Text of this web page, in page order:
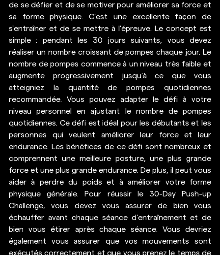
de se défier et de se motiver pour améliorer sa force et
sa forme physique. C'est une excellente façon de
s'entraîner et de se mettre à l'épreuve. Le concept est
simple : pendant les 30 jours suivants, vous devez
réaliser un nombre croissant de pompes chaque jour. Le
nombre de pompes commence à un niveau très faible et
augmente progressivement jusqu'à ce que vous
atteigniez la quantité de pompes quotidiennes
recommandée. Vous pouvez adapter le défi à votre
niveau personnel en ajustant le nombre de pompes
quotidiennes. Ce défi est idéal pour les débutants et les
personnes qui veulent améliorer leur force et leur
endurance. Les bénéfices de ce défi sont nombreux et
comprennent une meilleure posture, une plus grande
force et une plus grande endurance. De plus, il peut vous
aider à perdre du poids et à améliorer votre forme
physique générale. Pour réussir le 30-Day Push-up
Challenge, vous devez vous assurer de bien vous
échauffer avant chaque séance d'entraînement et de
bien vous étirer après chaque séance. Vous devriez
également vous assurer que vos mouvements sont
exécutés correctement et que vous prenez le temps de